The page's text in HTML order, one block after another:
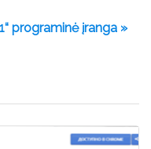
programinė įranga »